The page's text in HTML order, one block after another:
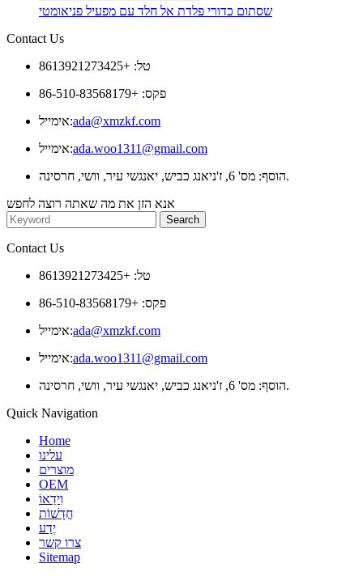
שסתום כדורי פלדת אל חלד עם מפעיל פניאומטי
Contact Us
טל: +8613921273425
פקס: +86-510-83568179
אימייל:ada@xmzkf.com
אימייל:ada.woo1311@gmail.com
הוסף: מס' 6, ז'ניאנג כביש, יאנגשי עיר, וושי, חרסינה.
אנא הזן את מה שאתה רוצה לחפש
Contact Us
טל: +8613921273425
פקס: +86-510-83568179
אימייל:ada@xmzkf.com
אימייל:ada.woo1311@gmail.com
הוסף: מס' 6, ז'ניאנג כביש, יאנגשי עיר, וושי, חרסינה.
Quick Navigation
Home
עלינו
מוצרים
OEM
וִידֵאוֹ
חֲדָשׁוֹת
יֶדַע
צרו קשר
Sitemap